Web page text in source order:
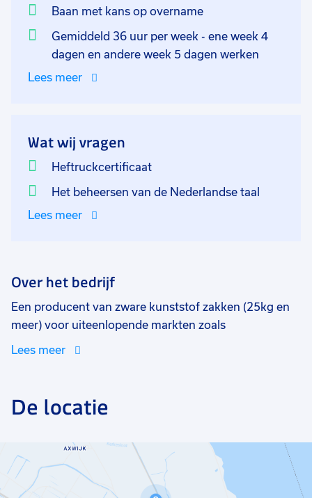
wat het ERP-systeem aangeeft. Daarnaast blijft het
ook werken met gezond verstand. Want zie jij ineens
een snelle leegloop of juist dat er veel geproduceerde
voorraad? Dan zorg je er ook voor dat dit op de juiste
locatie terecht komt.
Alleen jij bent niet voor niets de persoon die de
productieleider ondersteunt. Want alles dient ook in
het computersysteem verwerkt te worden.
Eenvoudige programma's alleen dien je het wel heel
netjes te doen. Zo vervelend als een order voor het
Baan met kans op overname
Gemiddeld 36 uur per week - ene week 4
dagen en andere week 5 dagen werken
Lees meer
Wat wij vragen
Heftruckcertificaat
Het beheersen van de Nederlandse taal
Lees meer
Over het bedrijf
Een producent van zware kunststof zakken (25kg en
meer) voor uiteenlopende markten zoals
polymerenindustrie, chemische industrie, bouw,
is onderdeel van een grote groep: een
toonaangevende groep kunststof producerende
medewerkers. Je komt te werken bij een tak van
ongeveer 130 mensen, waarvan een grote groep al
een mooie langer carrière binnen de organisatie
Lees meer
De locatie